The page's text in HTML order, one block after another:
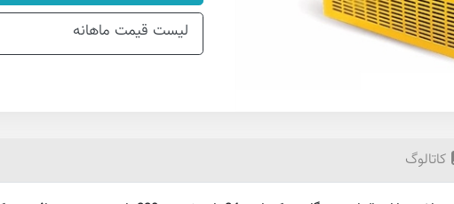
لیست قیمت ماهانه
کاتالوگ